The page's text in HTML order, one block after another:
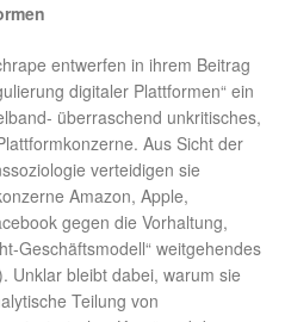
entwerfen in ihrem Beitrag
digitaler Plattformen“ ein
überraschend unkritisches,
Aus Sicht der
verteidigen sie
Amazon, Apple,
gegen die Vorhaltung,
Geschäftsmodell“ weitgehendes
Unklar bleibt dabei, warum sie
Teilung von